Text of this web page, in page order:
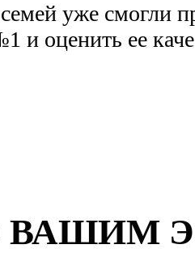
уже смогли
и оценить ее
ВАШИМ